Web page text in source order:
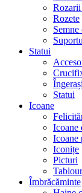
Rozete
Semne
Statui
Îngerași
Statui
Icoane
Icoane
Icoane
Iconițe
Picturi
Îmbrăcăminte